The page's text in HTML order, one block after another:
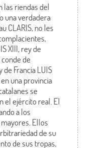
las riendas del
una verdadera
CLARIS, no les
XIII, rey de
de
Francia LUIS
una provincia
se
el ejército real. El
a los
Ellos
de su
de sus tropas,